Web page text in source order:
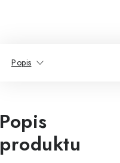
Popis
Popis
produktu